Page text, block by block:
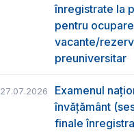
înregistrate la
pentru
vacante/
preuniversitar
27.07.2026
Examenul
învățământ
finale